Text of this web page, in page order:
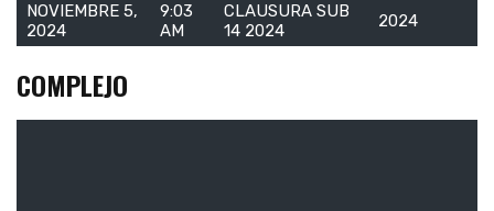
NOVIEMBRE 5,
2024
9:03
AM
CLAUSURA SUB
14 2024
2024
COMPLEJO